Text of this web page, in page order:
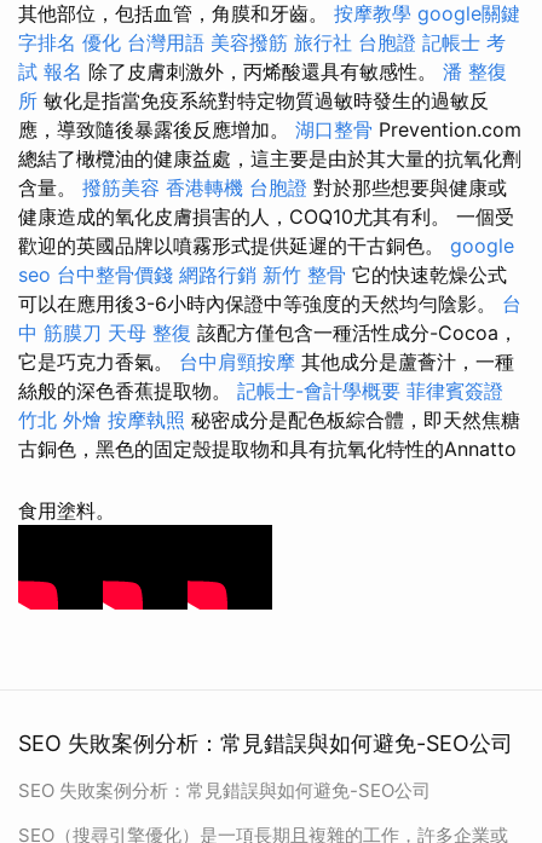
其他部位，包括血管，角膜和牙齒。 按摩教學 google關鍵
字排名 優化 台灣用語 美容撥筋 旅行社 台胞證 記帳士 考
試 報名 除了皮膚刺激外，丙烯酸還具有敏感性。 潘 整復
所 敏化是指當免疫系統對特定物質過敏時發生的過敏反
應，導致隨後暴露後反應增加。 湖口整骨 Prevention.com
總結了橄欖油的健康益處，這主要是由於其大量的抗氧化劑
含量。 撥筋美容 香港轉機 台胞證 對於那些想要與健康或
健康造成的氧化皮膚損害的人，COQ10尤其有利。 一個受
歡迎的英國品牌以噴霧形式提供延遲的干古銅色。 google
seo 台中整骨價錢 網路行銷 新竹 整骨 它的快速乾燥公式
可以在應用後3-6小時內保證中等強度的天然均勻陰影。 台
中 筋膜刀 天母 整復 該配方僅包含一種活性成分-Cocoa，
它是巧克力香氣。 台中肩頸按摩 其他成分是蘆薈汁，一種
絲般的深色香蕉提取物。 記帳士-會計學概要 菲律賓簽證
竹北 外燴 按摩執照 秘密成分是配色板綜合體，即天然焦糖
古銅色，黑色的固定殼提取物和具有抗氧化特性的Annatto
食用塗料。
SEO 失敗案例分析：常見錯誤與如何避免-SEO公司
SEO 失敗案例分析：常見錯誤與如何避免-SEO公司
SEO（搜尋引擎優化）是一項長期且複雜的工作，許多企業或